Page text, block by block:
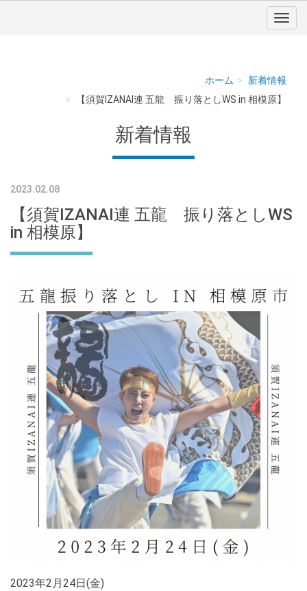
ホーム
新着情報
【須賀IZANAI連 五龍 振り落としWS in 相模原】
新着情報
2023.02.08
【須賀IZANAI連 五龍 振り落としWS
in 相模原】
2023年2月24日(金)